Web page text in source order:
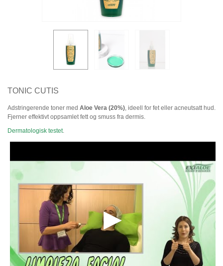
TONIC CUTIS
Adstringerende toner med Aloe Vera (20%), ideell for fet eller acneutsatt hud.
Fjerner effektivt oppsamlet fett og smuss fra dermis.
Dermatologisk testet.